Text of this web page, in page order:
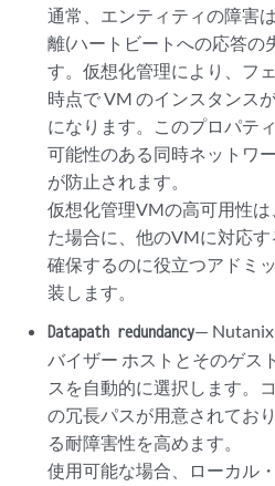
通常、エンティティの障害
離(ハートビートへの応答の
す。仮想化管理により、フ
時点で VM のインスタンス
になります。このプロパテ
可能性のある同時ネットワ
が防止されます。
仮想化管理VMの高可用性
た場合に、他のVMに対応
確保するのに役立つアドミ
装します。
Datapath redundancy—
バイザー ホストとそのゲス
スを自動的に選択します。
の冗長パスが用意されてお
る耐障害性を高めます。
使用可能な場合、ローカル